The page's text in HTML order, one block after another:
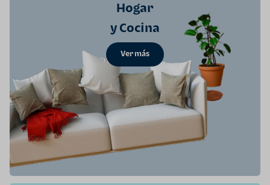
Hogar
y Cocina
Ver más